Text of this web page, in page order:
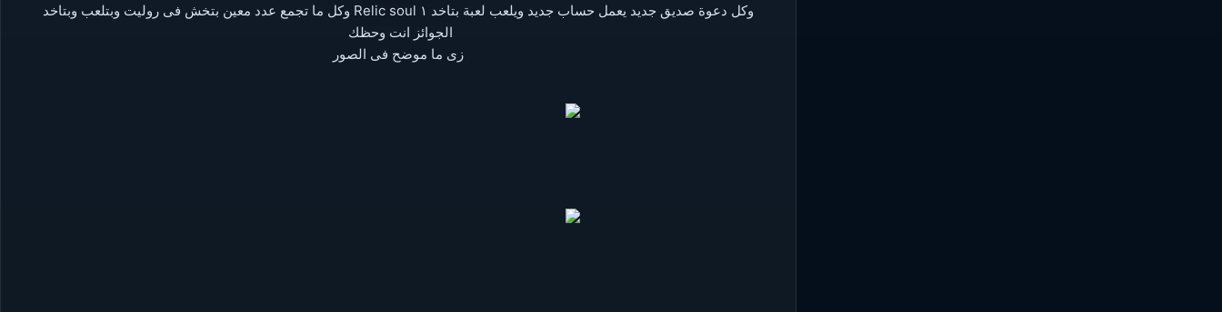
وكل دعوة صديق جديد يعمل حساب جديد ويلعب لعبة بتاخد ١ Relic soul وكل ما تجمع عدد معين بتخش فى روليت وبتلعب وبتاخد
الجوائز انت وحظك
زى ما موضح فى الصور